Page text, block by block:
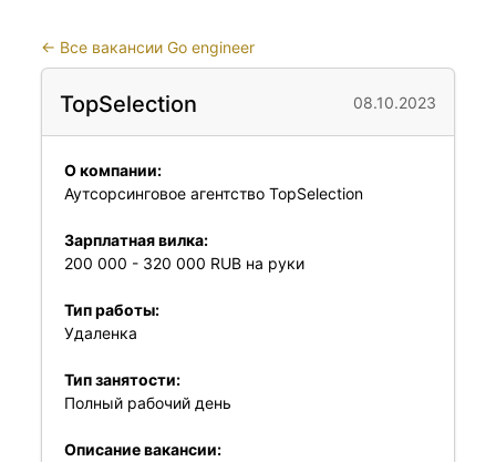
← Все вакансии Go engineer
TopSelection 08.10.2023
О компании:
Аутсорсинговое агентство TopSelection
Зарплатная вилка:
200 000 - 320 000 RUB на руки
Тип работы:
Удаленка
Тип занятости:
Полный рабочий день
Описание вакансии: